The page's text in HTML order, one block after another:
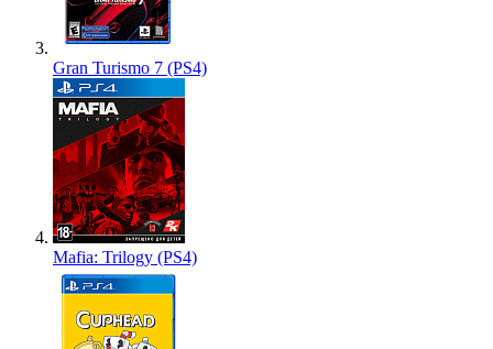
Gran Turismo 7 (PS4)
Mafia: Trilogy (PS4)